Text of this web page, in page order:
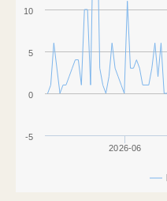
2026-06
-5
0
5
10